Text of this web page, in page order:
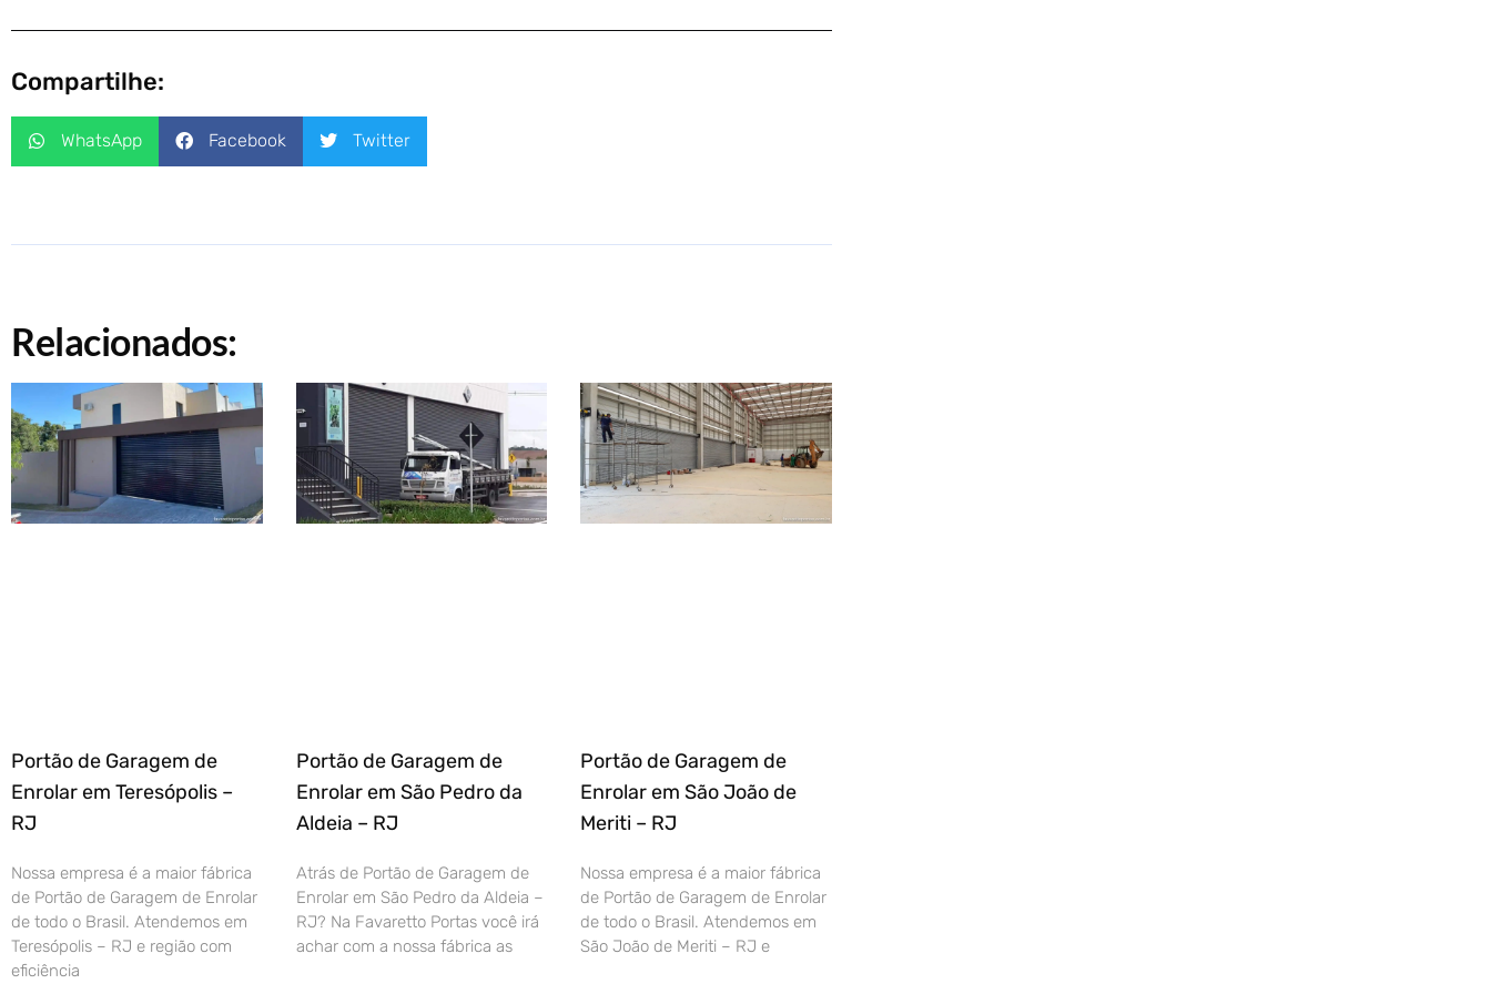
Compartilhe:
WhatsApp Facebook Twitter
Relacionados:
Portão de Garagem de
Enrolar em Teresópolis –
RJ
Nossa empresa é a maior fábrica
de Portão de Garagem de Enrolar
de todo o Brasil. Atendemos em
Teresópolis – RJ e região com
eficiência
Portão de Garagem de
Enrolar em São Pedro da
Aldeia – RJ
Atrás de Portão de Garagem de
Enrolar em São Pedro da Aldeia –
RJ? Na Favaretto Portas você irá
achar com a nossa fábrica as
Portão de Garagem de
Enrolar em São João de
Meriti – RJ
Nossa empresa é a maior fábrica
de Portão de Garagem de Enrolar
de todo o Brasil. Atendemos em
São João de Meriti – RJ e